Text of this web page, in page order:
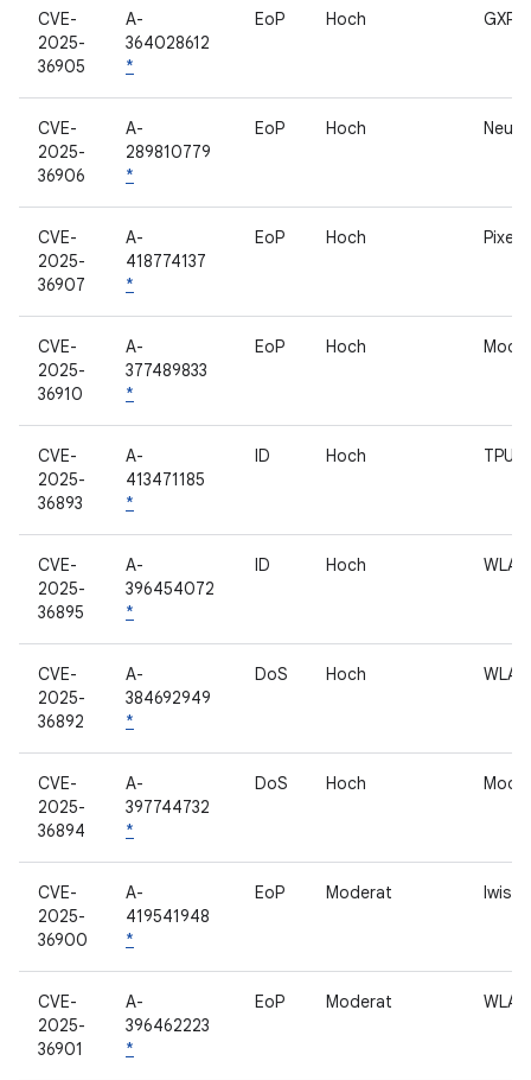
CVE-
2025-
36905
A-
364028612
*
EoP Hoch GXP
CVE-
2025-
36906
A-
289810779
*
EoP Hoch
CVE-
2025-
36907
A-
418774137
*
EoP Hoch Pixel
CVE-
2025-
36910
A-
377489833
*
EoP Hoch
CVE-
2025-
36893
A-
413471185
*
ID Hoch TPU
CVE-
2025-
36895
A-
396454072
*
ID Hoch WLAN
CVE-
2025-
36892
A-
384692949
*
DoS Hoch WLAN
CVE-
2025-
36894
A-
397744732
*
DoS Hoch
CVE-
2025-
36900
A-
419541948
*
EoP Moderat lwis
CVE-
2025-
36901
A-
396462223
*
EoP Moderat WLAN